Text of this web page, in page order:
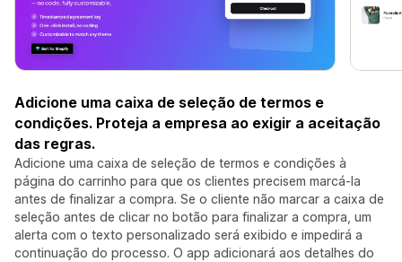
Adicione uma caixa de seleção de termos e
condições. Proteja a empresa ao exigir a aceitação
das regras.
Adicione uma caixa de seleção de termos e condições à
página do carrinho para que os clientes precisem marcá-la
antes de finalizar a compra. Se o cliente não marcar a caixa de
seleção antes de clicar no botão para finalizar a compra, um
alerta com o texto personalizado será exibido e impedirá a
continuação do processo. O app adicionará aos detalhes do